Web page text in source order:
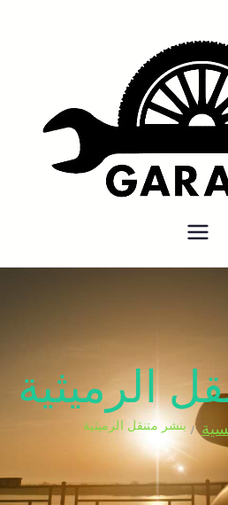
بنشر متنقل
الرميثية
بنشر متنقل الرميثية